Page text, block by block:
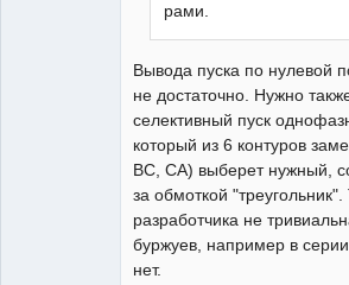
рами.
Вывода пуска по нулевой
не достаточно. Нужно
селективный пуск
который из 6 контуров
BC, CA) выберет нужный,
за обмоткой
разработчика не
буржуев, например в
нет.